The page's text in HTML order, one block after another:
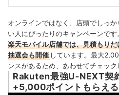
オンラインではなく、店頭でしっ
い人にぴったりのキャンペーンです
楽天モバイル店舗では、見積もり
抽選会も開催 しています。最大
ンスがあるため、あわせてチェック
Rakuten最強U-NEXT契
+5,000ポイントもらえる